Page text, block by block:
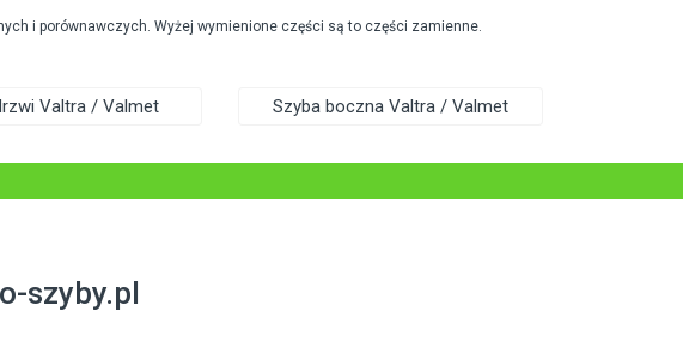
i porównawczych. Wyżej wymienione części są to części zamienne.
Valtra / Valmet Szyba boczna Valtra / Valmet
szyby.pl